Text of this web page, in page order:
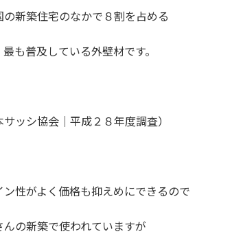
の新築住宅のなかで８割を占める
最も普及している外壁材です。
サッシ協会｜平成２８年度調査）
ン性がよく価格も抑えめにできるので
んの新築で使われていますが